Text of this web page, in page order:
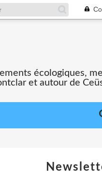
écologiques,
et autour de